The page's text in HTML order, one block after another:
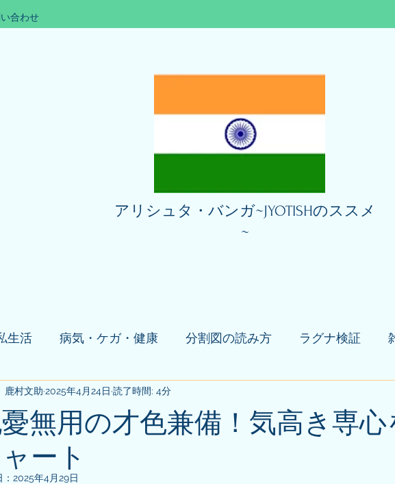
合わせ
アリシュタ・バンガ~JYOTISHのススメ
~
生活 病気・ケガ・健康 分割図の読み方 ラグナ検証
開鑑定 その他(告知等)
無用の才色兼備！気高き専
ート
鹿村文助 2025年4月24日 読了時間: 4分
2025年4月29日